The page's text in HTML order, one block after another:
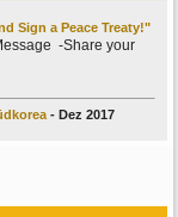
Sign a Peace Treaty!"
-Share your
- Dez 2017